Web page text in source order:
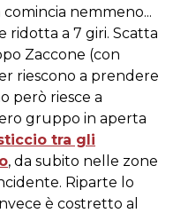
nemmeno...
ridotta a 7 giri. Scatta
Zaccone (con
riescono a prendere
però riesce a
gruppo in aperta
tra gli
, da subito nelle zone
Riparte lo
è costretto al